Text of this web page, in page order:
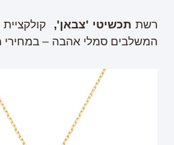
רשת תכשיטי 'צבאן',
המשלבים סמלי אהבה – במחירי